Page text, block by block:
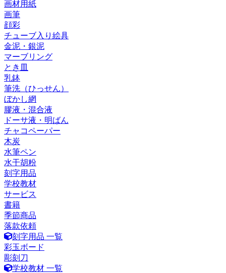
画材用紙
画筆
顔彩
チューブ入り絵具
金泥・銀泥
マーブリング
とき皿
乳鉢
筆洗（ひっせん）
ぼかし網
膠液・混合液
ドーサ液・明ばん
チャコペーパー
木炭
水筆ペン
水干胡粉
刻字用品
学校教材
サービス
書籍
季節商品
落款依頼
刻字用品 一覧
彩玉ボード
彫刻刀
学校教材 一覧